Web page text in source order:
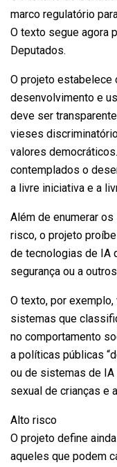
marco regulatório
O texto segue agora
Deputados.
O projeto estabelece
desenvolvimento e
deve ser
vieses
valores
contemplados o
a livre iniciativa e a
Além de enumerar
risco, o projeto
de tecnologias de IA
segurança ou a
O texto, por
sistemas que
no comportamento
a políticas públicas
ou de sistemas de
sexual de crianças e
Alto risco
O projeto define
aqueles que podem